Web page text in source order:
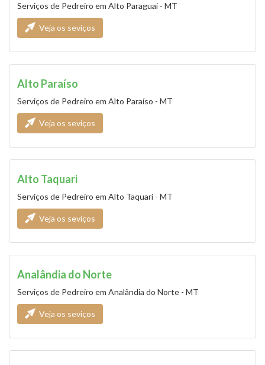
Serviços de Pedreiro em Alto Paraguai - MT
Veja os seviços
Alto Paraíso
Serviços de Pedreiro em Alto Paraíso - MT
Veja os seviços
Alto Taquari
Serviços de Pedreiro em Alto Taquari - MT
Veja os seviços
Analândia do Norte
Serviços de Pedreiro em Analândia do Norte - MT
Veja os seviços